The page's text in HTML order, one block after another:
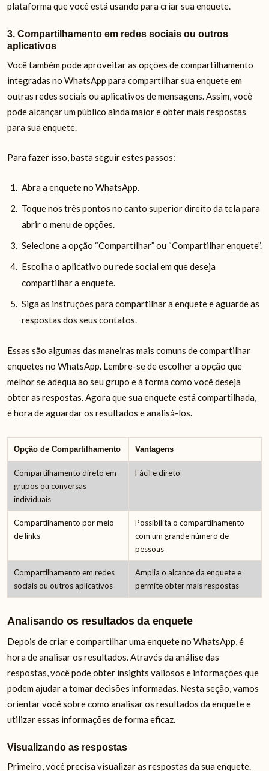
plataforma que você está usando para criar sua enquete.
3. Compartilhamento em redes sociais ou outros
aplicativos
Você também pode aproveitar as opções de compartilhamento
integradas no WhatsApp para compartilhar sua enquete em
outras redes sociais ou aplicativos de mensagens. Assim, você
pode alcançar um público ainda maior e obter mais respostas
para sua enquete.
Para fazer isso, basta seguir estes passos:
Abra a enquete no WhatsApp.
Toque nos três pontos no canto superior direito da tela para
abrir o menu de opções.
Selecione a opção “Compartilhar” ou “Compartilhar enquete”.
Escolha o aplicativo ou rede social em que deseja
compartilhar a enquete.
Siga as instruções para compartilhar a enquete e aguarde as
respostas dos seus contatos.
Essas são algumas das maneiras mais comuns de compartilhar
enquetes no WhatsApp. Lembre-se de escolher a opção que
melhor se adequa ao seu grupo e à forma como você deseja
obter as respostas. Agora que sua enquete está compartilhada,
é hora de aguardar os resultados e analisá-los.
Opção de Compartilhamento Vantagens
Compartilhamento direto em
grupos ou conversas
individuais
Fácil e direto
Compartilhamento por meio
de links
Possibilita o compartilhamento
com um grande número de
pessoas
Compartilhamento em redes
sociais ou outros aplicativos
Amplia o alcance da enquete e
permite obter mais respostas
Analisando os resultados da enquete
Depois de criar e compartilhar uma enquete no WhatsApp, é
hora de analisar os resultados. Através da análise das
respostas, você pode obter insights valiosos e informações que
podem ajudar a tomar decisões informadas. Nesta seção, vamos
orientar você sobre como analisar os resultados da enquete e
utilizar essas informações de forma eficaz.
Visualizando as respostas
Primeiro, você precisa visualizar as respostas da sua enquete.